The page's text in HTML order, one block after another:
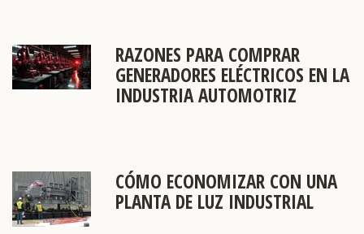
RAZONES PARA COMPRAR
GENERADORES ELÉCTRICOS EN LA
INDUSTRIA AUTOMOTRIZ
CÓMO ECONOMIZAR CON UNA
PLANTA DE LUZ INDUSTRIAL